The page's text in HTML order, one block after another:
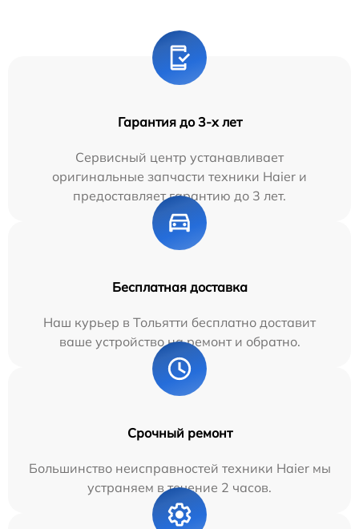
Гарантия до 3-х лет
Сервисный центр устанавливает
оригинальные запчасти техники Haier и
предоставляет гарантию до 3 лет.
Бесплатная доставка
Наш курьер в Тольятти бесплатно доставит
ваше устройство на ремонт и обратно.
Срочный ремонт
Большинство неисправностей техники Haier мы
устраняем в течение 2 часов.